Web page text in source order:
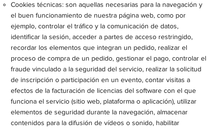
Cookies técnicas: son aquellas necesarias para la navegación y
el buen funcionamiento de nuestra página web, como por
ejemplo, controlar el tráfico y la comunicación de datos,
identificar la sesión, acceder a partes de acceso restringido,
recordar los elementos que integran un pedido, realizar el
proceso de compra de un pedido, gestionar el pago, controlar el
fraude vinculado a la seguridad del servicio, realizar la solicitud
de inscripción o participación en un evento, contar visitas a
efectos de la facturación de licencias del software con el que
funciona el servicio (sitio web, plataforma o aplicación), utilizar
elementos de seguridad durante la navegación, almacenar
contenidos para la difusión de vídeos o sonido, habilitar